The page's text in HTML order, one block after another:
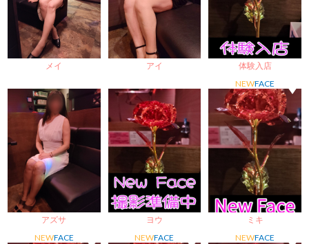
メイ アイ 体験入店
アズサ ヨウ
NEWFACE
ミキ
NEWFACE NEWFACE NEWFACE